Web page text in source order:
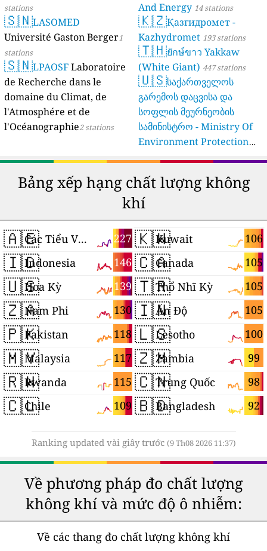
61 stations
stations
🇸🇳LASOMED
Université Gaston Berger1
stations
🇸🇳LPAOSF Laboratoire
de Recherche dans le
domaine du Climat, de
l'Atmosphére et de
l'Océanographie2 stations
And Energy 14 stations
🇰🇿Қазгидромет -
Kazhydromet 193 stations
🇹🇭ยักษ์ขาว Yakkaw
(White Giant) 447 stations
🇺🇸საქართველოს
გარემოს დაცვისა და
სოფლის მეურნეობის
სამინისტრო - Ministry Of
Environment Protection
Bảng xếp hạng chất lượng không
khí
🇦🇪 227
Các Tiểu Vương quốc Ả Rập Thống nhất
🇮🇩 146
Indonesia
🇺🇸 139
Hoa Kỳ
🇿🇦 130
Nam Phi
🇵🇰 118
Pakistan
🇲🇾 117
Malaysia
🇷🇼 115
Rwanda
🇨🇱 109
Chile
🇰🇼 106
Kuwait
🇨🇦 105
Canada
🇹🇷 105
Thổ Nhĩ Kỳ
🇮🇳 105
Ấn Độ
🇱🇸 100
Lesotho
🇿🇲 99
Zambia
🇨🇳 98
Trung Quốc
🇧🇩 92
Bangladesh
Ranking updated vài giây trước (9 Th08 2026 11:37)
Về phương pháp đo chất lượng
không khí và mức độ ô nhiễm:
Về các thang đo chất lượng không khí